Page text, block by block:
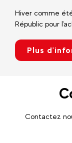
Hiver comme
Républic pour
Plus
Contactez